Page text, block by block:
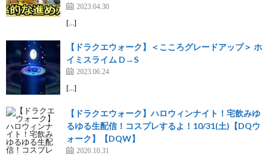
2023.04.30
[…]
【ドラクエウォーク】＜こころグレードアップ＞ ホ
イミスライム D→S
2023.06.24
[…]
【ドラクエウォーク】ハロウィンナイト！宅飲みゆ
るゆる生配信！コスプレするよ！10/31(土)【DQウ
ォーク】【DQW】
2020.10.31